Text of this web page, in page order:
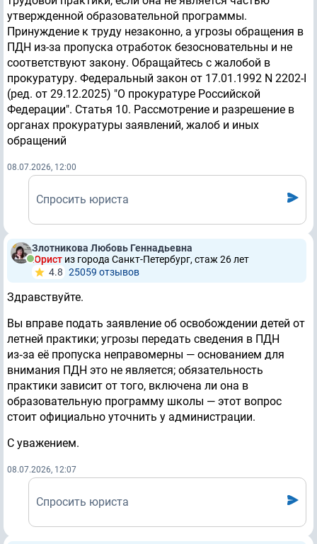
утвержденной образовательной программы.
Принуждение к труду незаконно, а угрозы обращения в
ПДН из-за пропуска отработок безосновательны и не
соответствуют закону. Обращайтесь с жалобой в
прокуратуру. Федеральный закон от 17.01.1992 N 2202-I
(ред. от 29.12.2025) "О прокуратуре Российской
Федерации". Статья 10. Рассмотрение и разрешение в
органах прокуратуры заявлений, жалоб и иных
обращений
08.07.2026, 12:00
Спросить юриста
Злотникова Любовь Геннадьевна
Юрист из города Санкт-Петербург, стаж 26 лет
4.8 25059 отзывов
Здравствуйте.
Вы вправе подать заявление об освобождении детей от
летней практики; угрозы передать сведения в ПДН
из‑за её пропуска неправомерны — основанием для
внимания ПДН это не является; обязательность
практики зависит от того, включена ли она в
образовательную программу школы — этот вопрос
стоит официально уточнить у администрации.
С уважением.
08.07.2026, 12:07
Спросить юриста